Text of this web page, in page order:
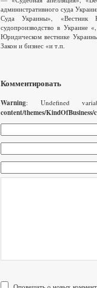
административного суда
Суда Украины», «Вестник
судопроизводство в Украине
Юридическом вестнике
Закон и бизнес «и т.п.
Комментировать
Warning: Undefined
content/themes/KindOfBusiness/